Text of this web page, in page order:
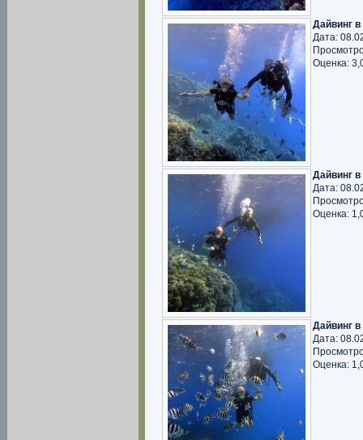
Дайвинг
Дата:
Оценка:
Дайвинг
Дата:
Оценка:
Дайвинг
Дата:
Оценка: